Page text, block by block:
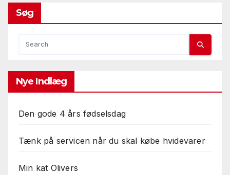
Søg
Nye Indlæg
Den gode 4 års fødselsdag
Tænk på servicen når du skal købe hvidevarer
Min kat Olivers